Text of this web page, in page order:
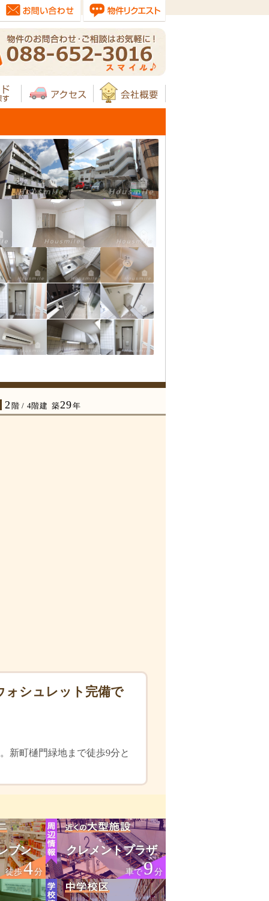
2 階 / 4階建 築29年
ォシュレット完備で
新町樋門緑地まで徒歩9分と
ブン
徒歩4分
クレメントプラザ
車で9分